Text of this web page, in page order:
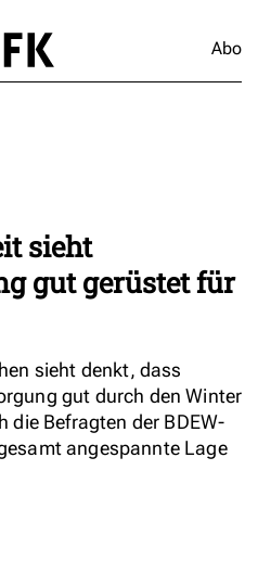
Abo
sieht
gut gerüstet für
sieht denkt, dass
gut durch den Winter
die Befragten der BDEW-
angespannte Lage